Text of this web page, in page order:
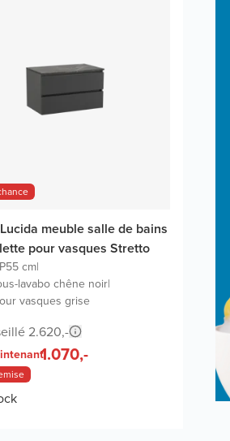
meuble salle de bains
pour vasques Stretto
cm|
lavabo chêne noir|
vasques grise
2.620,-
1.070,-